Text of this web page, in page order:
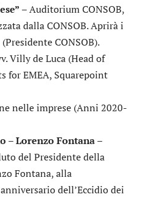
– Auditorium CONSOB,
dalla CONSOB. Aprirà i
CONSOB).
Villy de Luca (Head of
for EMEA, Squarepoint
nelle imprese (Anni 2020-
– Lorenzo Fontana–
del Presidente della
Fontana, alla
dell’Eccidio dei